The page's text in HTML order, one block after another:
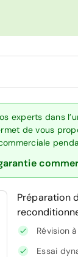
experts dans
de vous
Préparation
Révision
Essai